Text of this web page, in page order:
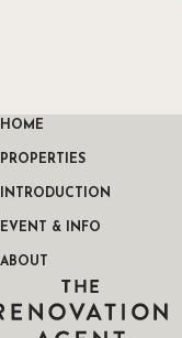
RENOVATION
HOME
PROPERTIES
INTRODUCTION
EVENT & INFO
ABOUT